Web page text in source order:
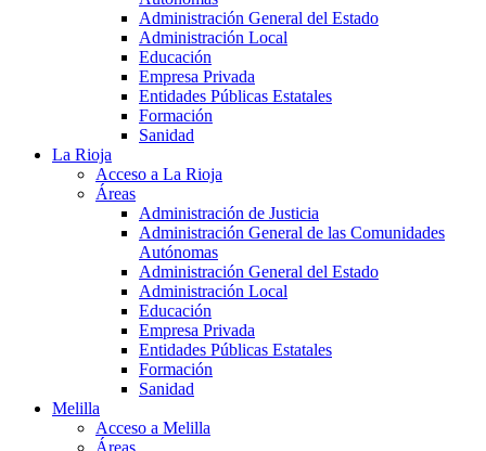
Administración General del Estado
Administración Local
Educación
Empresa Privada
Entidades Públicas Estatales
Formación
Sanidad
La Rioja
Acceso a La Rioja
Áreas
Administración de Justicia
Administración General de las Comunidades
Autónomas
Administración General del Estado
Administración Local
Educación
Empresa Privada
Entidades Públicas Estatales
Formación
Sanidad
Melilla
Acceso a Melilla